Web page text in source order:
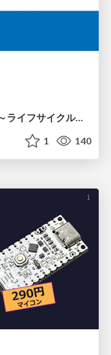
ITヒヤリハットを整理してみた ～ライフサイクルと原因から考える再発防止策～
1 140